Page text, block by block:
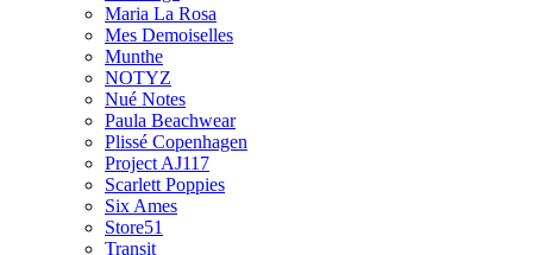
Maria La Rosa
Mes Demoiselles
Munthe
NOTYZ
Nué Notes
Paula Beachwear
Plissé Copenhagen
Project AJ117
Scarlett Poppies
Six Ames
Store51
Transit